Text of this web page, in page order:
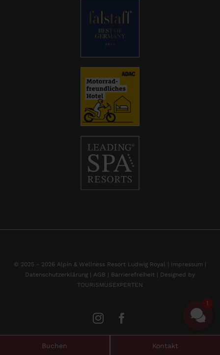
© 2025 - 2026 Alpin & Wellness Resort Ludwig Royal | Impressum |
Datenschutzerklärung | AGB | Barrierefreiheit | Designed by
TOURISMUSEXPERTEN
Buchen Kontakt
1